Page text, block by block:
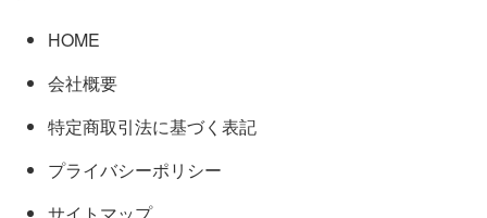
HOME
会社概要
特定商取引法に基づく表記
プライバシーポリシー